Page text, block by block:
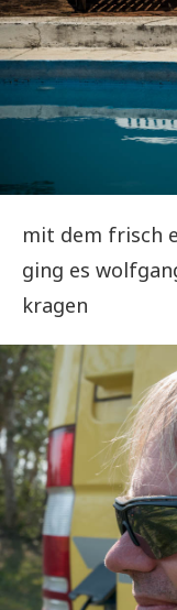
mit dem frisch
ging es
kragen